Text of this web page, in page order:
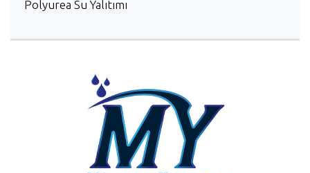
Polyurea Su Yalıtımı